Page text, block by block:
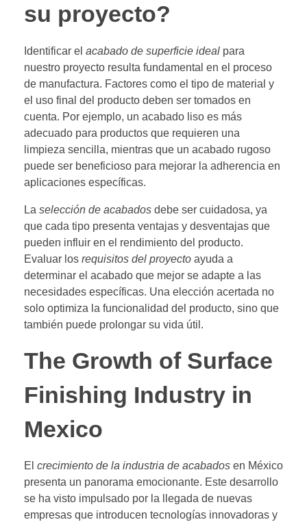
su proyecto?
Identificar el acabado de superficie ideal para
nuestro proyecto resulta fundamental en el proceso
de manufactura. Factores como el tipo de material y
el uso final del producto deben ser tomados en
cuenta. Por ejemplo, un acabado liso es más
adecuado para productos que requieren una
limpieza sencilla, mientras que un acabado rugoso
puede ser beneficioso para mejorar la adherencia en
aplicaciones específicas.
La selección de acabados debe ser cuidadosa, ya
que cada tipo presenta ventajas y desventajas que
pueden influir en el rendimiento del producto.
Evaluar los requisitos del proyecto ayuda a
determinar el acabado que mejor se adapte a las
necesidades específicas. Una elección acertada no
solo optimiza la funcionalidad del producto, sino que
también puede prolongar su vida útil.
The Growth of Surface
Finishing Industry in
Mexico
El crecimiento de la industria de acabados en México
presenta un panorama emocionante. Este desarrollo
se ha visto impulsado por la llegada de nuevas
empresas que introducen tecnologías innovadoras y